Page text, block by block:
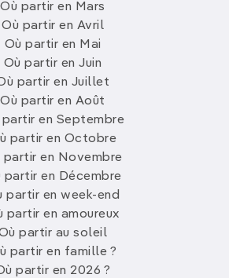
Où partir en Mars
Où partir en Avril
Où partir en Mai
Où partir en Juin
partir en Juillet
Où partir en Août
partir en Septembre
partir en Octobre
partir en Novembre
partir en Décembre
partir en week-end
partir en amoureux
partir au soleil
partir en famille ?
partir en 2026 ?